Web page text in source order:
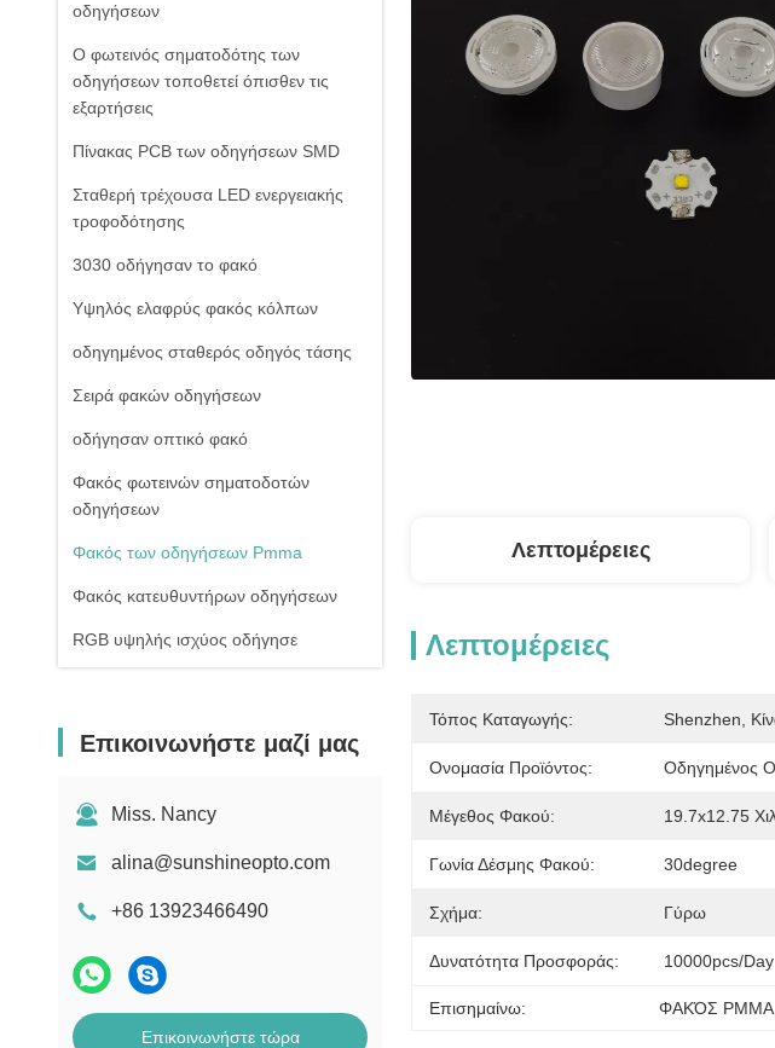
οδηγήσεων
Ο φωτεινός σηματοδότης των
οδηγήσεων τοποθετεί όπισθεν τις
εξαρτήσεις
Πίνακας PCB των οδηγήσεων SMD
Σταθερή τρέχουσα LED ενεργειακής
τροφοδότησης
3030 οδήγησαν το φακό
Υψηλός ελαφρύς φακός κόλπων
οδηγημένος σταθερός οδηγός τάσης
Σειρά φακών οδηγήσεων
οδήγησαν οπτικό φακό
Φακός φωτεινών σηματοδοτών
οδηγήσεων
Φακός των οδηγήσεων Pmma
Φακός κατευθυντήρων οδηγήσεων
RGB υψηλής ισχύος οδήγησε
δύναμης
Επικοινωνήστε μαζί μας
Miss. Nancy
alina@sunshineopto.com
+86 13923466490
Επικοινωνήστε τώρα
Λεπτομέρειες
Λεπτομέρειες
Τόπος Καταγωγής: Shenzhen,
Ονομασία Προϊόντος: Οδηγημένος
Μέγεθος Φακού: 19.7x12.75
Γωνία Δέσμης Φακού: 30degree
Σχήμα: Γύρω
Δυνατότητα Προσφοράς: 10000pcs/day
Επισημαίνω: ΦΑΚΌΣ PMMA,